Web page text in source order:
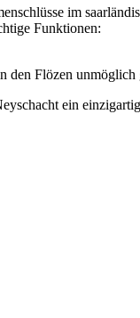
im
Funktionen:
den Flözen unmöglich
ein